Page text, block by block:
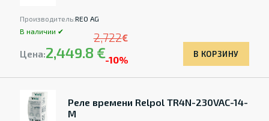
Производитель:REO AG
В наличии ✔
Цена:2,449.8 €
2,722€
-10%
В КОРЗИНУ
Реле времени Relpol TR4N-230VAC-14-
M